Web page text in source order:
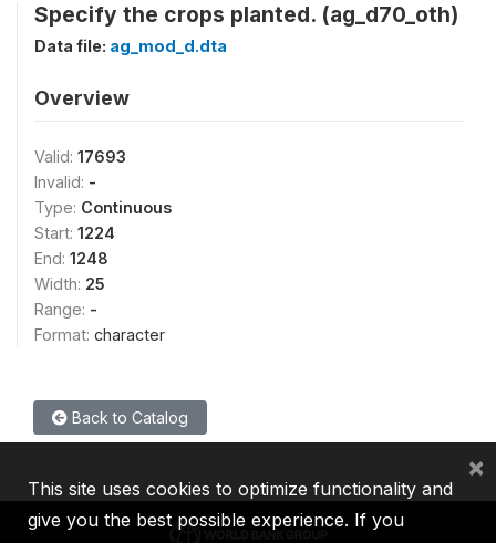
Specify the crops planted. (ag_d70_oth)
Data file: ag_mod_d.dta
Overview
Valid: 17693
Invalid: -
Type: Continuous
Start: 1224
End: 1248
Width: 25
Range: -
Format: character
Back to Catalog
This site uses cookies to optimize functionality and
give you the best possible experience. If you
×